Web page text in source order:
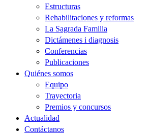
Estructuras
Rehabilitaciones y reformas
La Sagrada Familia
Dictámenes i diagnosis
Conferencias
Publicaciones
Quiénes somos
Equipo
Trayectoria
Premios y concursos
Actualidad
Contáctanos